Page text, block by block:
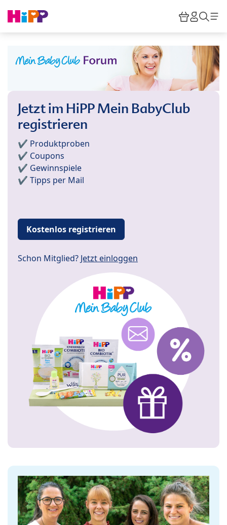
HiPP
Jetzt im HiPP Mein BabyClub
registrieren
✔️ Produktproben
✔️ Coupons
✔️ Gewinnspiele
✔️ Tipps per Mail
Kostenlos registrieren
Schon Mitglied? Jetzt einloggen